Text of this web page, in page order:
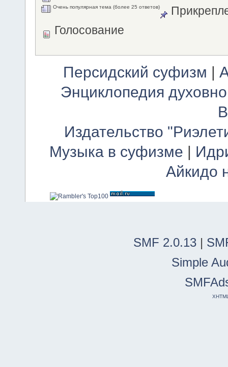
Очень популярная тема (более 25 ответов)
Голосование
Персидский суфизм |
Энциклопедия
Издательство
Музыка в суфизме |
Айкидо
SMF 2.0.13 |
Simple